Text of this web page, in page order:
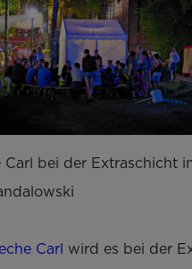
Carl bei der Extraschicht
Carl
wird es bei der